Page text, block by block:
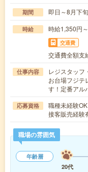
期間 即日～8月下
時給 時給1,350円
交通費
交通費全額支
仕事内容
レジスタッフ
お台場フジテ
す！定番アル
応募資格
職種未経験
接客販売経験
職場の雰囲気
年齢層
20代